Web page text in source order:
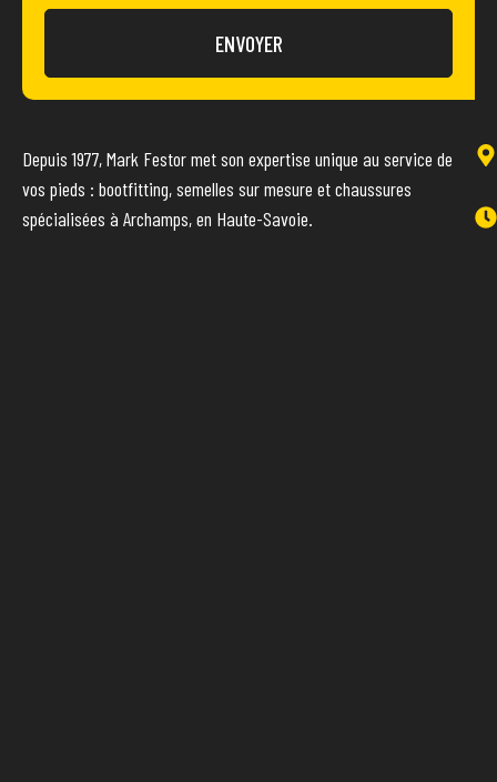
ENVOYER
Depuis 1977, Mark Festor met son expertise unique au service de
vos pieds : bootfitting, semelles sur mesure et chaussures
spécialisées à Archamps, en Haute-Savoie.